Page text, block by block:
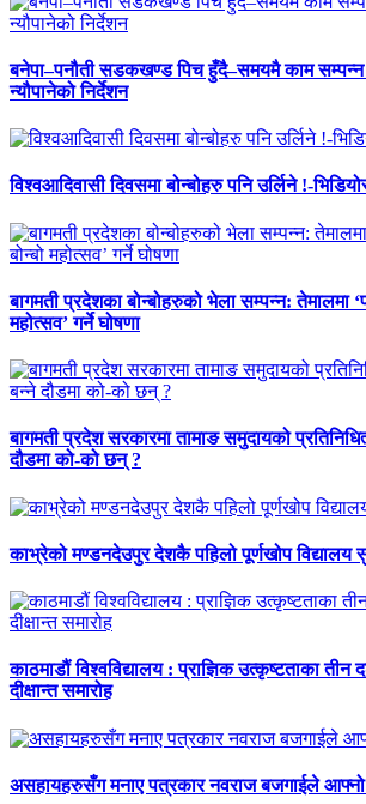
बनेपा–पनौती सडकखण्ड पिच हुँदै–समयमै काम सम्पन्न
न्यौपानेको निर्देशन
विश्वआदिवासी दिवसमा बोन्बोहरु पनि उर्लिने !-
बागमती प्रदेशका बोन्बोहरुको भेला सम्पन्न: तेमालमा
महोत्सव’ गर्ने घोषणा
बागमती प्रदेश सरकारमा तामाङ समुदायको
दौडमा को‐को छन् ?
काभ्रेको मण्डनदेउपुर देशकै पहिलो पूर्णखोप विद्यालय
काठमाडौं विश्वविद्यालय : प्राज्ञिक उत्कृष्टताका
दीक्षान्त समारोह
असहायहरुसँग मनाए पत्रकार नवराज बजगाईले आफ्नो